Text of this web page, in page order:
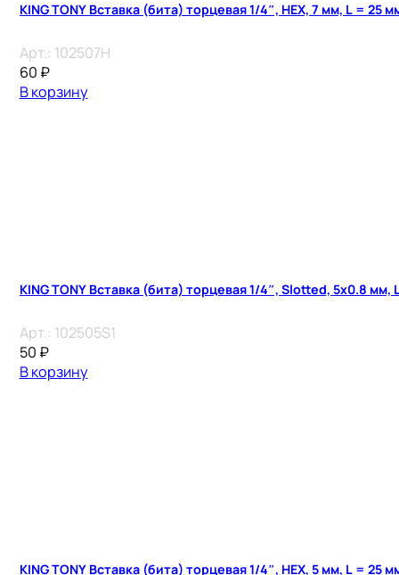
KING TONY Вставка (бита) торцевая 1/4″, HEX, 7 мм, L = 25
Арт.: 102507H
60 ₽
В корзину
KING TONY Вставка (бита) торцевая 1/4″, Slotted, 5х0.8 мм,
Арт.: 102505S1
50 ₽
В корзину
KING TONY Вставка (бита) торцевая 1/4″, HEX, 5 мм, L = 25